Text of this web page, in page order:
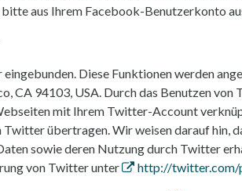
aus Ihrem Facebook-Benutzerkonto
Diese Funktionen werden
CA 94103, USA. Durch das Benutzen von
mit Ihrem Twitter-Account
übertragen. Wir weisen darauf hin,
sowie deren Nutzung durch Twitter
von Twitter unter
http://twitter.com/